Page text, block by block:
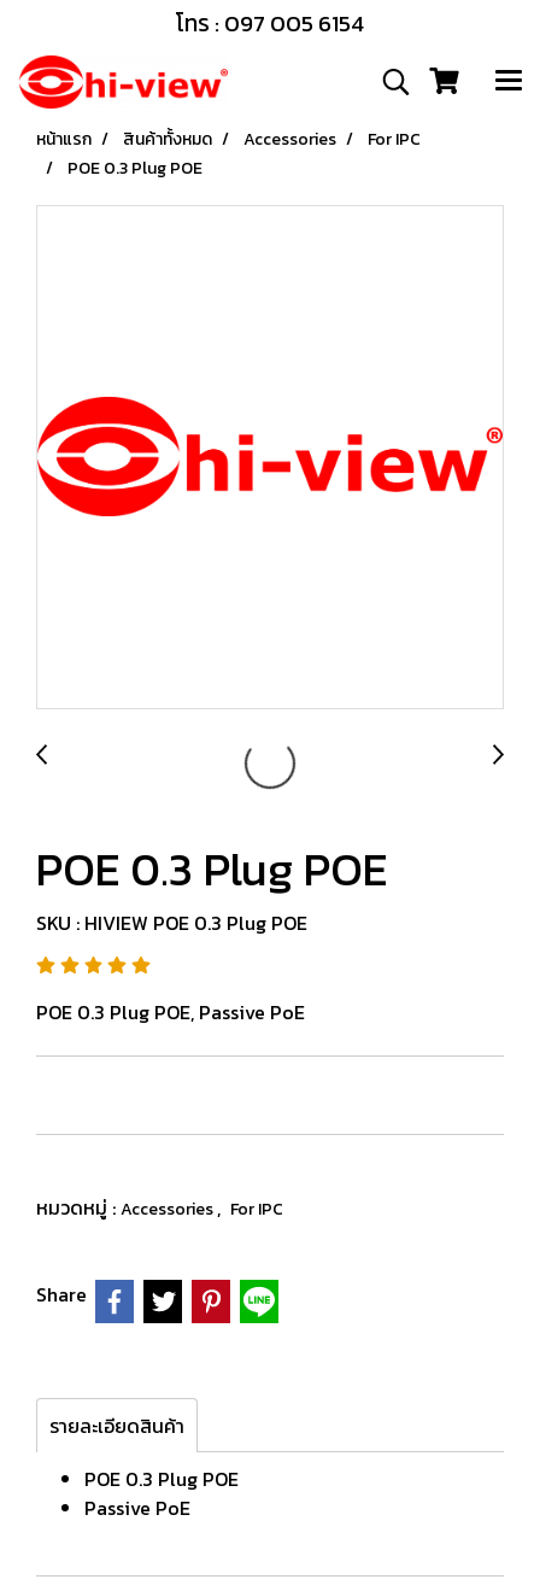
โทร : 097 005 6154
หน้าแรก สินค้าทั้งหมด Accessories
For IPC
POE 0.3 Plug POE
POE 0.3 Plug POE
SKU : HIVIEW POE 0.3 Plug POE
POE 0.3 Plug POE, Passive PoE
หมวดหมู่ :Accessories, For IPC
Share
รายละเอียดสินค้า
POE 0.3 Plug POE
Passive PoE